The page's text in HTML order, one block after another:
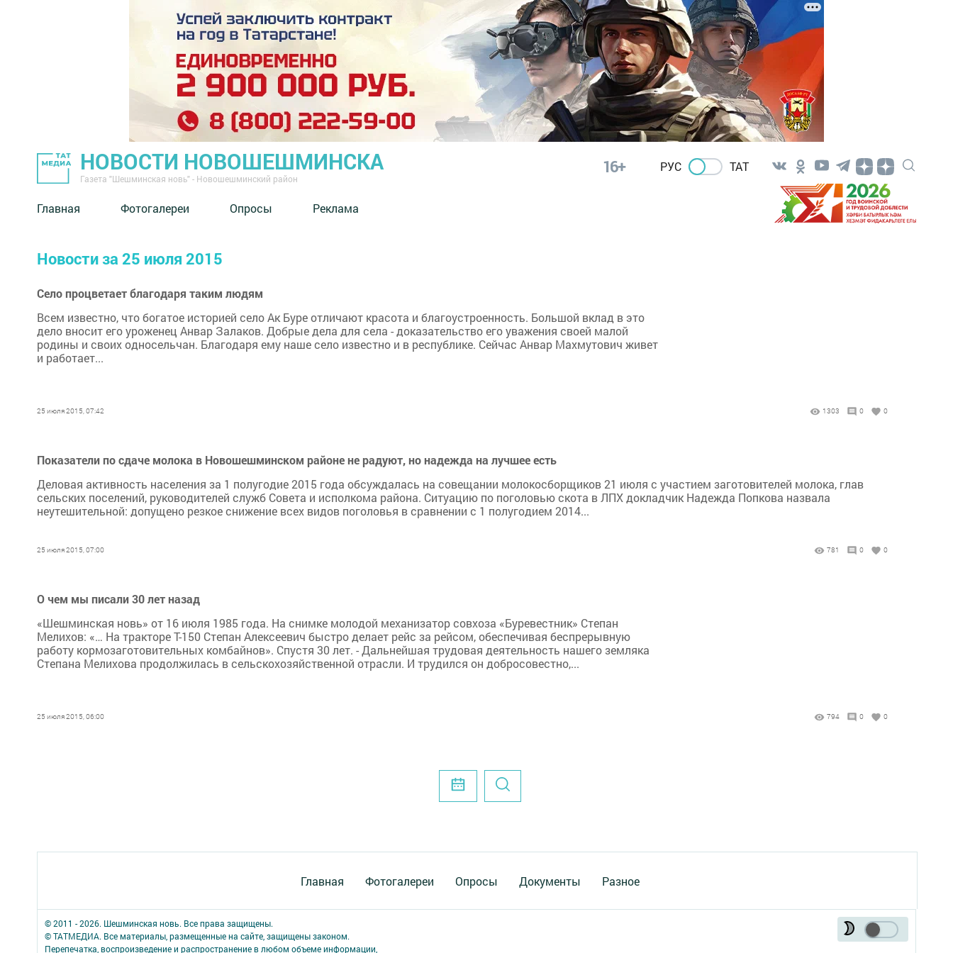
НОВОСТИ НОВОШЕШМИНСКА
Газета "Шешминская новь" - Новошешминский район
16+ РУС ТАТ
Главная Фотогалереи Опросы Реклама
Новости за 25 июля 2015
Село процветает благодаря таким людям
Всем известно, что богатое историей село Ак Буре отличают красота и благоустроенность. Большой вклад в это
дело вносит его уроженец Анвар Залаков. Добрые дела для села - доказательство его уважения своей малой
родины и своих односельчан. Благодаря ему наше село известно и в республике. Сейчас Анвар Махмутович живет
и работает...
25 июля 2015, 07:42 1303 0 0
Показатели по сдаче молока в Новошешминском районе не радуют, но надежда на лучшее есть
Деловая активность населения за 1 полугодие 2015 года обсуждалась на совещании молокосборщиков 21 июля с участием заготовителей молока, глав
сельских поселений, руководителей служб Совета и исполкома района. Ситуацию по поголовью скота в ЛПХ докладчик Надежда Попкова назвала
неутешительной: допущено резкое снижение всех видов поголовья в сравнении с 1 полугодием 2014...
25 июля 2015, 07:00 781 0 0
О чем мы писали 30 лет назад
«Шешминская новь» от 16 июля 1985 года. На снимке молодой механизатор совхоза «Буревестник» Степан
Мелихов: «… На тракторе Т-150 Степан Алексеевич быстро делает рейс за рейсом, обеспечивая беспрерывную
работу кормозаготовительных комбайнов». Спустя 30 лет. - Дальнейшая трудовая деятельность нашего земляка
Степана Мелихова продолжилась в сельскохозяйственной отрасли. И трудился он добросовестно,...
25 июля 2015, 06:00 794 0 0
Главная Фотогалереи Опросы Документы Разное
© 2011 - 2026. Шешминская новь. Все права защищены.
© ТАТМЕДИА. Все материалы, размещенные на сайте, защищены законом.
Перепечатка, воспроизведение и распространение в любом объеме информации,